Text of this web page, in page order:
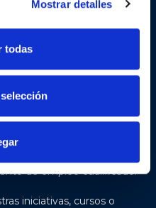
Mostrar detalles
todas el
para transformar el
las empresas. Nuestra
empresarial y
de las personas a través de
de empleo cualificado.
iniciativas, cursos o